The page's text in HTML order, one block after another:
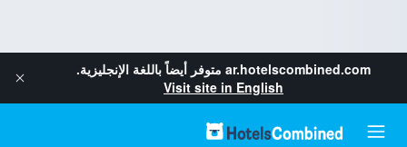
ar.hotelscombined.com متوفر أيضاً باللغة الإنجليزية.
Visit site in English